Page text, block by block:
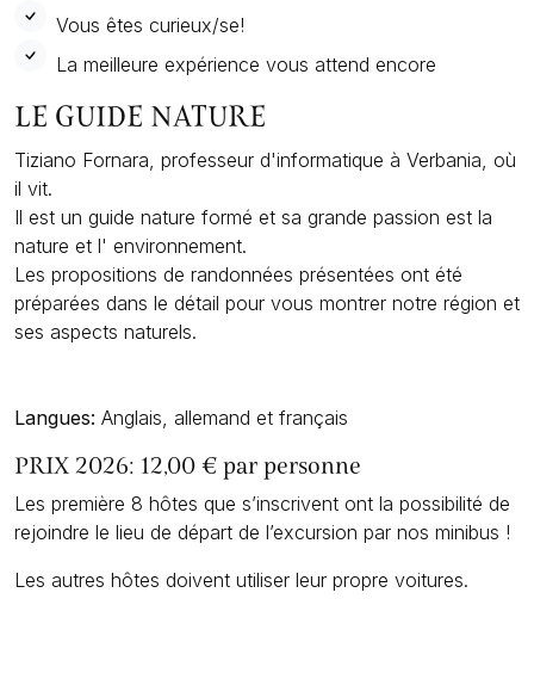
Vous êtes curieux/se!
La meilleure expérience vous attend encore
LE GUIDE NATURE
Tiziano Fornara, professeur d'informatique à Verbania, où
il vit.
Il est un guide nature formé et sa grande passion est la
nature et l' environnement.
Les propositions de randonnées présentées ont été
préparées dans le détail pour vous montrer notre région et
ses aspects naturels.
Langues: Anglais, allemand et français
PRIX 2026: 12,00 € par personne
Les première 8 hôtes que s’inscrivent ont la possibilité de
rejoindre le lieu de départ de l’excursion par nos minibus !
Les autres hôtes doivent utiliser leur propre voitures.